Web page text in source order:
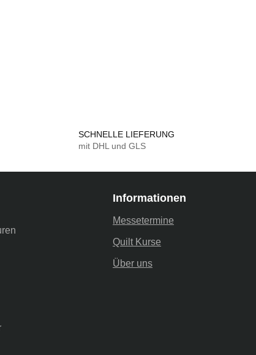
SCHNELLE LIEFERUNG
mit DHL und GLS
Informationen
Messetermine
Quilt Kurse
Über uns